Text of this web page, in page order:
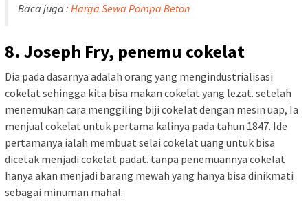
Baca juga : Harga Sewa Pompa Beton
8. Joseph Fry, penemu cokelat
Dia pada dasarnya adalah orang yang mengindustrialisasi
cokelat sehingga kita bisa makan cokelat yang lezat. setelah
menemukan cara menggiling biji cokelat dengan mesin uap, Ia
menjual cokelat untuk pertama kalinya pada tahun 1847. Ide
pertamanya ialah membuat selai cokelat uang untuk bisa
dicetak menjadi cokelat padat. tanpa penemuannya cokelat
hanya akan menjadi barang mewah yang hanya bisa dinikmati
sebagai minuman mahal.